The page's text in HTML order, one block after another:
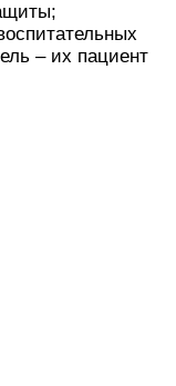
– их пациент